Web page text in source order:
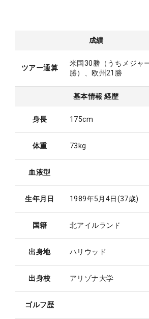
成績
ツアー通算
米国30勝（うちメジャ
勝）、欧州21勝
基本情報 経歴
身長 175cm
体重 73kg
血液型
生年月日 1989年5月4日(37歳)
国籍 北アイルランド
出身地 ハリウッド
出身校 アリゾナ大学
ゴルフ歴